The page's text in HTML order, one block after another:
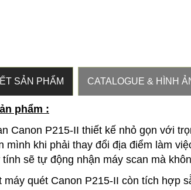
SẢN PHẨM CATALOGUE & HÌNH
phẩm :
Canon P215-II thiết kế nhỏ gọn với
mình khi phải thay đổi địa điểm làm
tính sẽ tự động nhận máy scan mà
máy quét Canon P215-II còn tích hợp